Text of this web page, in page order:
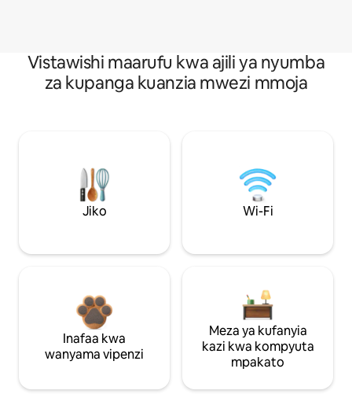
Vistawishi maarufu kwa ajili ya nyumba
za kupanga kuanzia mwezi mmoja
Jiko Wi-Fi
Inafaa kwa
wanyama vipenzi
Meza ya kufanyia
kazi kwa kompyuta
mpakato